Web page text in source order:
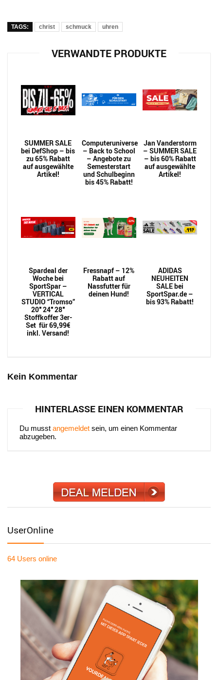
TAGS: christ schmuck uhren
VERWANDTE PRODUKTE
SUMMER SALE
bei DefShop – bis
zu 65% Rabatt
auf ausgewählte
Artikel!
Computeruniverse
– Back to School
– Angebote zu
Semesterstart
und Schulbeginn
bis 45% Rabatt!
Jan Vanderstorm
– SUMMER SALE
– bis 60% Rabatt
auf ausgewählte
Artikel!
Spardeal der
Woche bei
SportSpar –
VERTICAL
STUDIO “Tromso”
20″ 24″ 28″
Stoffkoffer 3er-
Set für 69,99€
inkl. Versand!
Fressnapf – 12%
Rabatt auf
Nassfutter für
deinen Hund!
ADIDAS
NEUHEITEN
SALE bei
SportSpar.de –
bis 93% Rabatt!
Kein Kommentar
HINTERLASSE EINEN KOMMENTAR
Du musst angemeldet sein, um einen Kommentar
abzugeben.
UserOnline
64 Users online